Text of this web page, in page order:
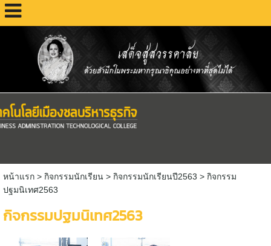
หน้าแรก> กิจกรรมนักเรียน > กิจกรรมนักเรียนปี2563 > กิจกรรม
ปฐมนิเทศ2563
กิจกรรมปฐมนิเทศ2563